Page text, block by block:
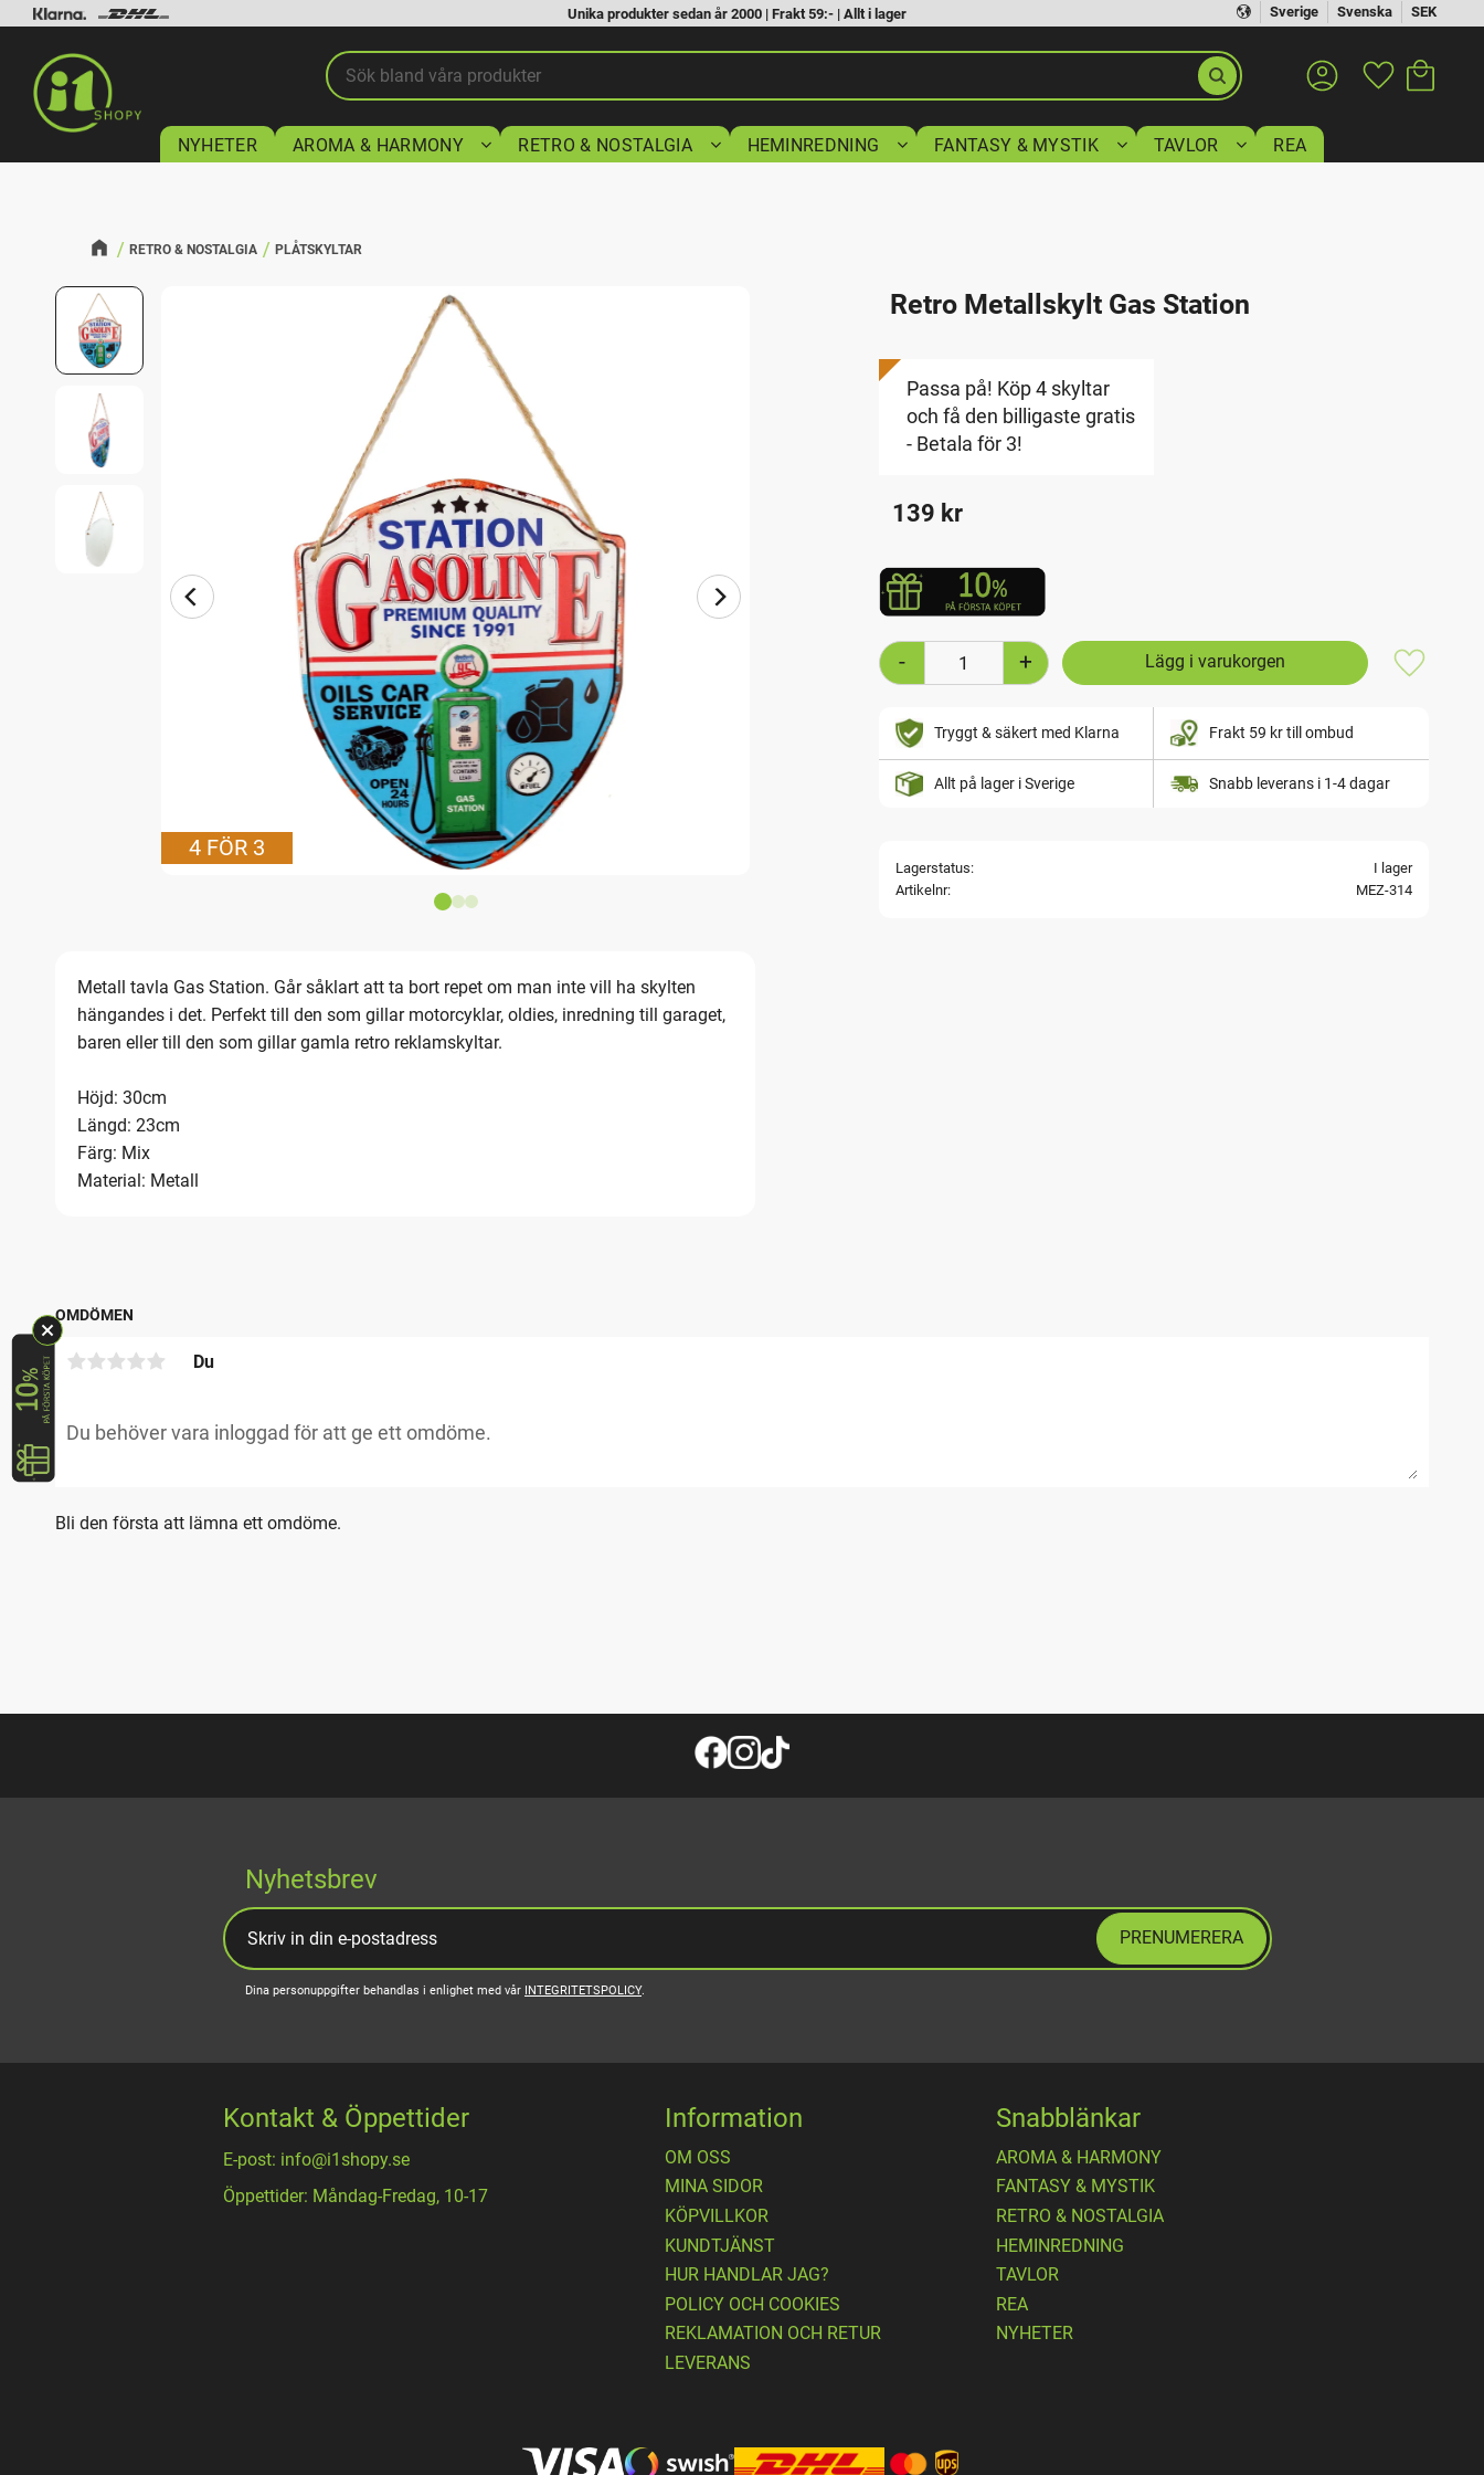
Sverige Svenska SEK
Unika produkter sedan år 2000 | Frakt 59:- | Allt i lager
Favoriter
NYHETER AROMA & HARMONY RETRO & NOSTALGIA HEMINREDNING FANTASY & MYSTIK TAVLOR REA
RETRO & NOSTALGIA PLÅTSKYLTAR
Retro Metallskylt Gas Station
4 FÖR 3
Passa på! Köp 4 skyltar
och få den billigaste gratis
- Betala för 3!
139 kr
+
-
Lägg till i
Tryggt & säkert med Klarna Frakt 59 kr till ombud
Allt på lager i Sverige Snabb leverans i 1-4 dagar
Lagerstatus
I lager
Artikelnr
MEZ-314
Metall tavla Gas Station. Går såklart att ta bort repet om man inte vill ha skylten
hängandes i det. Perfekt till den som gillar motorcyklar, oldies, inredning till garaget,
baren eller till den som gillar gamla retro reklamskyltar.
Höjd: 30cm
Längd: 23cm
Färg: Mix
Material: Metall
OMDÖMEN
Du
Bli den första att lämna ett omdöme.
Nyhetsbrev
PRENUMERERA
Dina personuppgifter behandlas i enlighet med vår INTEGRITETSPOLICY.
Kontakt & Öppettider
E-post: info@i1shopy.se
Öppettider: Måndag-Fredag, 10-17
Information
OM OSS
MINA SIDOR
KÖPVILLKOR
KUNDTJÄNST
HUR HANDLAR JAG?
POLICY OCH COOKIES
REKLAMATION OCH RETUR
LEVERANS
Snabblänkar
AROMA & HARMONY
FANTASY & MYSTIK
RETRO & NOSTALGIA
HEMINREDNING
TAVLOR
REA
NYHETER